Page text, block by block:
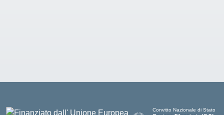
Convitto Nazionale di Stato